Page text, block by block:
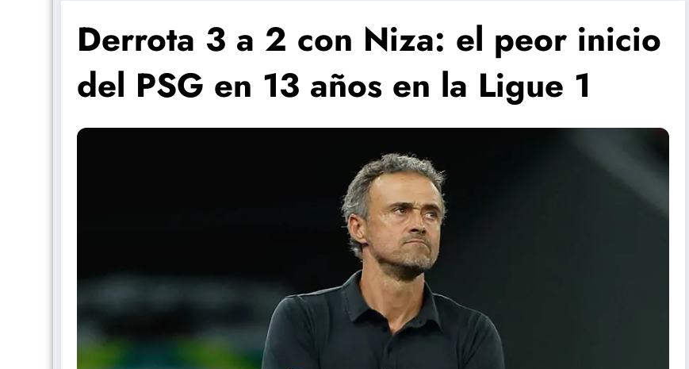
Derrota 3 a 2 con Niza: el peor inicio
del PSG en 13 años en la Ligue 1